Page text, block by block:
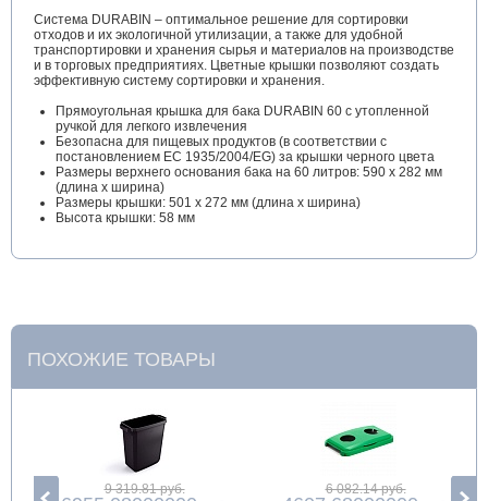
Система DURABIN – оптимальное решение для сортировки
отходов и их экологичной утилизации, а также для удобной
транспортировки и хранения сырья и материалов на производстве
и в торговых предприятиях. Цветные крышки позволяют создать
эффективную систему сортировки и хранения.
Прямоугольная крышка для бака DURABIN 60 с утопленной
ручкой для легкого извлечения
Безопасна для пищевых продуктов (в соответствии с
постановлением ЕС 1935/2004/EG) за крышки черного цвета
Размеры верхнего основания бака на 60 литров: 590 x 282 мм
(длина x ширина)
Размеры крышки: 501 х 272 мм (длина x ширина)
Высота крышки: 58 мм
ПОХОЖИЕ ТОВАРЫ
9 319.81 руб. 6 082.14 руб.